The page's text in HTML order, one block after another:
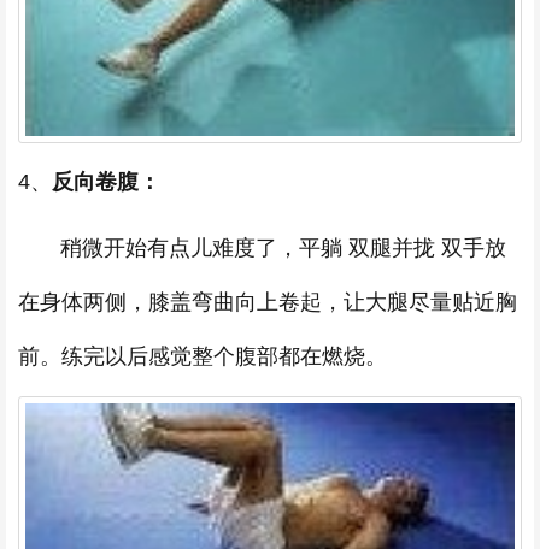
4、 反向卷腹：
稍微开始有点儿难度了，平躺 双腿并拢 双手放
在身体两侧，膝盖弯曲向上卷起，让大腿尽量贴近胸
前。练完以后感觉整个腹部都在燃烧。